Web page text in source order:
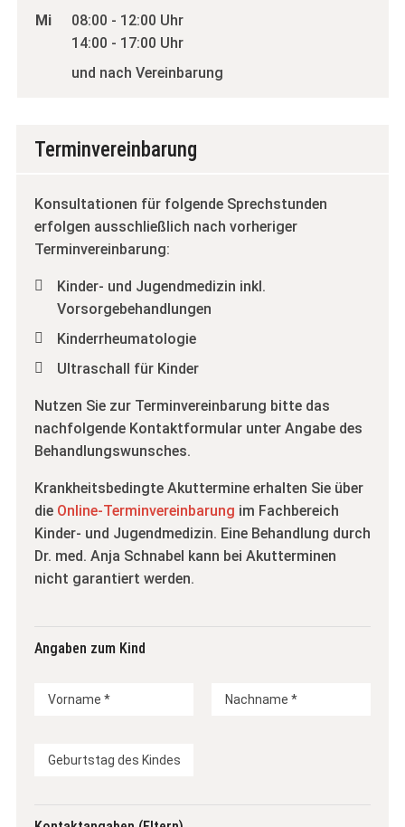
Mi
08:00 - 12:00 Uhr
14:00 - 17:00 Uhr
und nach Vereinbarung
Terminvereinbarung
Konsultationen für folgende Sprechstunden
erfolgen ausschließlich nach vorheriger
Terminvereinbarung:
Kinder- und Jugendmedizin inkl.
Vorsorgebehandlungen
Kinderrheumatologie
Ultraschall für Kinder
Nutzen Sie zur Terminvereinbarung bitte das
nachfolgende Kontaktformular unter Angabe des
Behandlungswunsches.
Krankheitsbedingte Akuttermine erhalten Sie über
die Online-Terminvereinbarung im Fachbereich
Kinder- und Jugendmedizin. Eine Behandlung durch
Dr. med. Anja Schnabel kann bei Akutterminen
nicht garantiert werden.
Angaben zum Kind